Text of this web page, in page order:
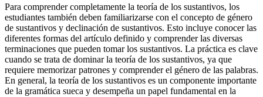
Para comprender completamente la teoría de los sustantivos, los
estudiantes también deben familiarizarse con el concepto de género
de sustantivos y declinación de sustantivos. Esto incluye conocer las
diferentes formas del artículo definido y comprender las diversas
terminaciones que pueden tomar los sustantivos. La práctica es clave
cuando se trata de dominar la teoría de los sustantivos, ya que
requiere memorizar patrones y comprender el género de las palabras.
En general, la teoría de los sustantivos es un componente importante
de la gramática sueca y desempeña un papel fundamental en la